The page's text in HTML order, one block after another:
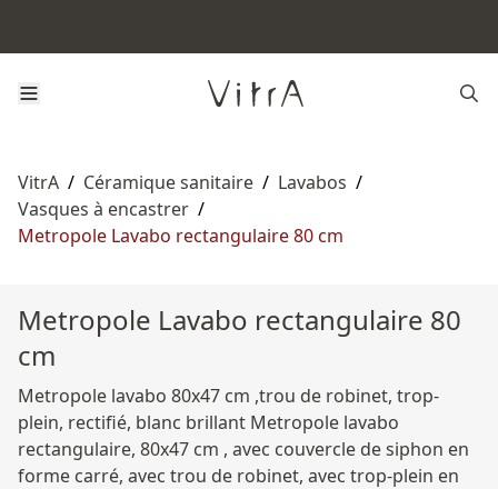
VitrA / Céramique sanitaire / Lavabos /
Vasques à encastrer /
Metropole Lavabo rectangulaire 80 cm
Metropole Lavabo rectangulaire 80
cm
Metropole lavabo 80x47 cm ,trou de robinet, trop-
plein, rectifié, blanc brillant Metropole lavabo
rectangulaire, 80x47 cm , avec couvercle de siphon en
forme carré, avec trou de robinet, avec trop-plein en